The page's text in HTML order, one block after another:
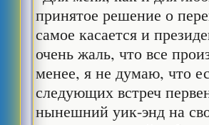
принятое решение о
самое касается и
очень жаль, что все
менее, я не думаю, что
следующих встреч
нынешний уик-энд на